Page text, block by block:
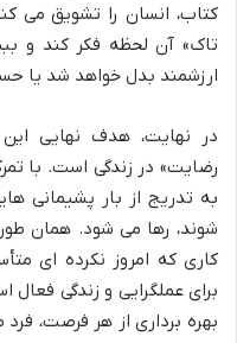
کتاب، انسان را تشویق می
تاک» آن لحظه فکر کند و
ارزشمند بدل خواهد شد یا
در نهایت، هدف نهایی
رضایت» در زندگی است. با
به تدریج از بار پشیمانی
شوند، رها می شود. همان طور
کاری که امروز نکرده ای
برای عملگرایی و زندگی
بهره برداری از هر فرصت،